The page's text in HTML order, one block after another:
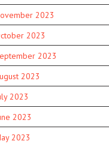
2023
2023
2023
2023
2023
2023
2023